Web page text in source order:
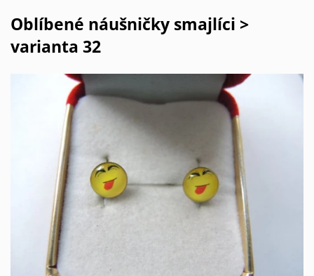
Oblíbené náušničky smajlíci >
varianta 32